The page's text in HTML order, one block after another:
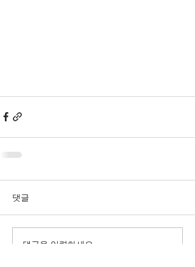
댓글
댓글을 입력하세요.